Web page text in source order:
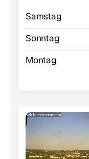
Samstag
Sonntag
Montag